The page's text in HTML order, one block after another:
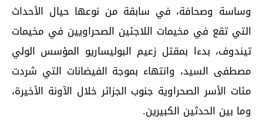
وساسة وصحافة، في سابقة من نوعها حيال الأحداث
التي تقع في مخيمات اللاجئين الصحراويين في مخيمات
تيندوف، بدءا بمقتل زعيم البوليساريو المؤسس الولي
مصطفى السيد، وانتهاء بموجة الفيضانات التي شردت
مئات الأسر الصحراوية جنوب الجزائر خلال الآونة الأخيرة،
وما بين الحدثين الكبيرين.